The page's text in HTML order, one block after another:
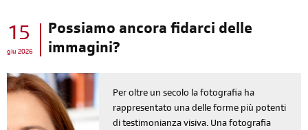
15
giu 2026
Possiamo ancora fidarci delle
immagini?
Per oltre un secolo la fotografia ha
rappresentato una delle forme più potenti
di testimonianza visiva. Una fotografia